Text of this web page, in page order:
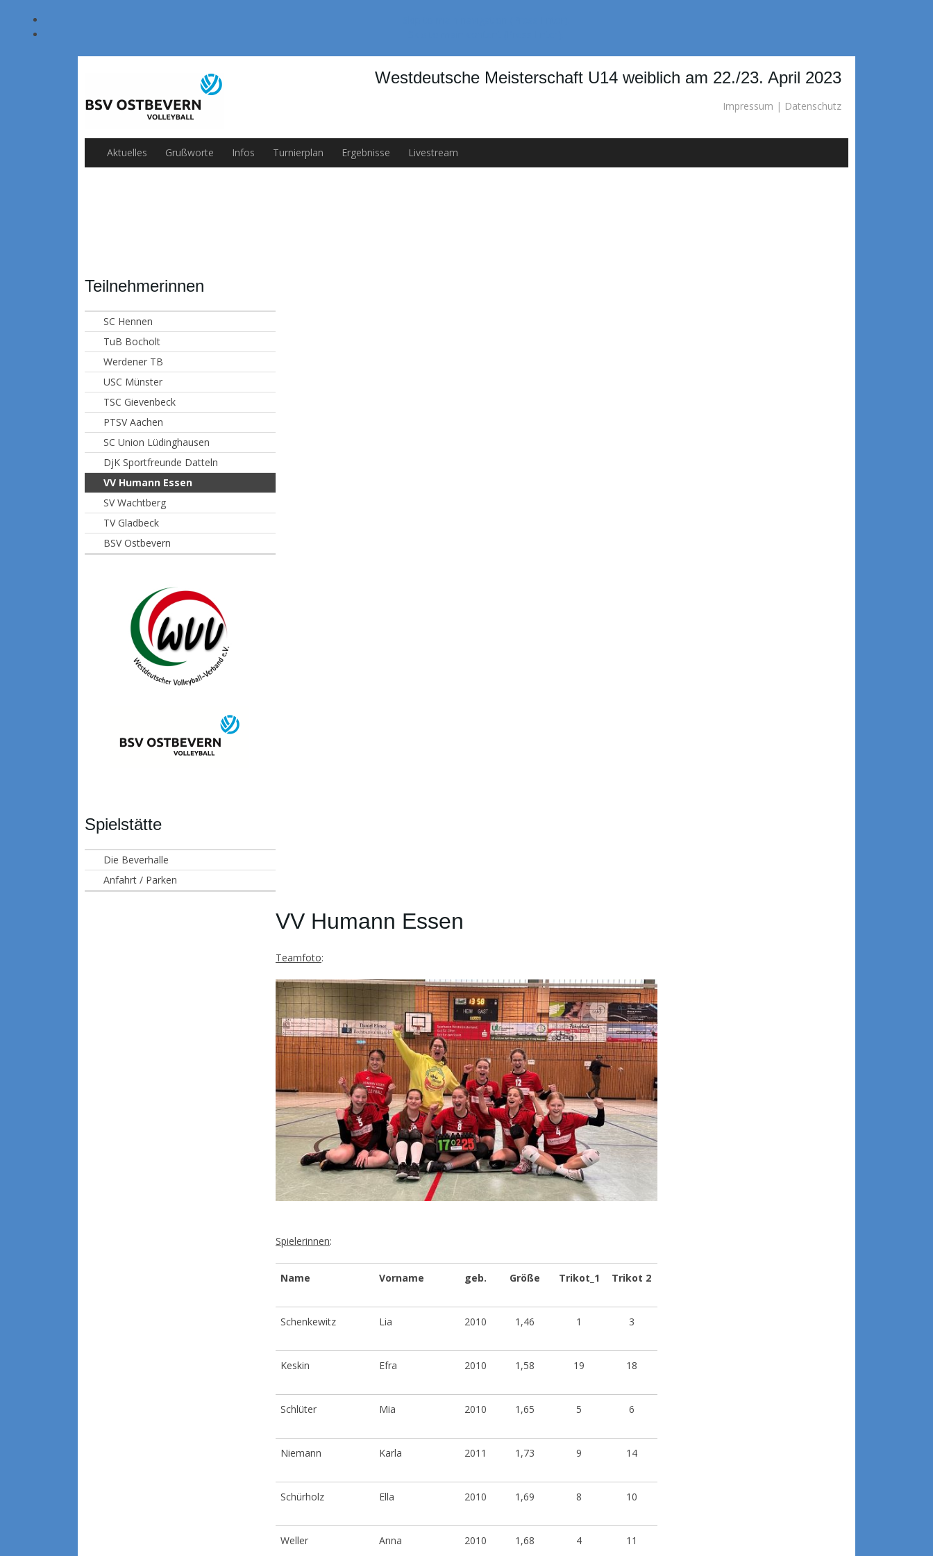
Westdeutsche Meisterschaft U14 weiblich am 22./23. April 2023
Impressum | Datenschutz
Aktuelles Grußworte Infos Turnierplan Ergebnisse Livestream
Teilnehmerinnen
SC Hennen
TuB Bocholt
Werdener TB
USC Münster
TSC Gievenbeck
PTSV Aachen
SC Union Lüdinghausen
DjK Sportfreunde Datteln
VV Humann Essen
SV Wachtberg
TV Gladbeck
BSV Ostbevern
Spielstätte
Die Beverhalle
Anfahrt / Parken
VV Humann Essen
Teamfoto:
Spielerinnen:
Name Vorname geb. Größe Trikot_1 Trikot 2
Schenkewitz Lia 2010 1,46 1 3
Keskin Efra 2010 1,58 19 18
Schlüter Mia 2010 1,65 5 6
Niemann Karla 2011 1,73 9 14
Schürholz Ella 2010 1,69 8 10
Weller Anna 2010 1,68 4 11